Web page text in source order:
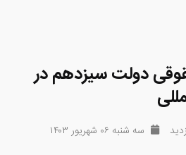
دولت سیزدهم در
سه شنبه ۰۶ شهریور ۱۴۰۳